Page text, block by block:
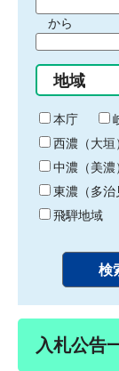
間
始
り
から
間
終
わ
り
地域
本庁
西濃（大垣
中濃（美濃
東濃（多治
飛騨地域
入札公告